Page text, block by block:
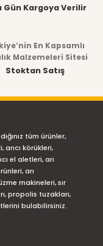
Gün Kargoya Verilir
En Kapsamlı
Malzemeleri Sitesi
Stoktan Satış
tüm ürünler,
arıcı körükleri,
el aletleri, arı
arı
makineleri, sır
propolis tuzakları,
bulabilirsiniz.